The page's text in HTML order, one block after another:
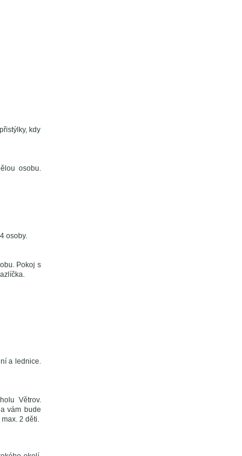
kdy
osobu.
osoby.
Pokoj s
a lednice.
Větrov.
vám bude
2 děti.